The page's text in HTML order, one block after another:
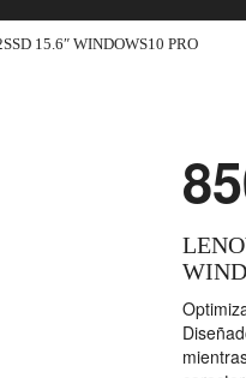
15.6″ WINDOWS10 PRO